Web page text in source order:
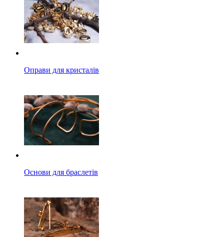
Оправи для кристалів
Основи для браслетів